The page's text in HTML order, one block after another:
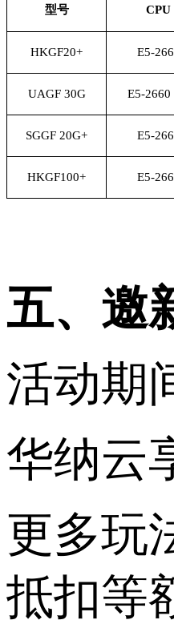
型号 CPU
HKGF20+ E5-
UAGF 30G E5-2660
SGGF 20G+ E5-
HKGF100+ E5-
五、邀
活动期
华纳云
更多玩
抵扣等